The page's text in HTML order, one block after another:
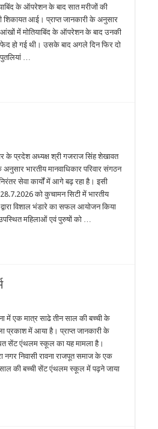
के ऑपरेशन के बाद सात मरीजों की
आई। प्राप्त जानकारी के अनुसार
आंखों में मोतियाबिंद के ऑपरेशन के बाद उनकी
हो गई थी। उसके बाद अगले दिन फिर दो
…
के प्रदेश अध्यक्ष श्री गजराज सिंह शेखावत
अनुसार भारतीय मानवाधिकार परिवार संगठन
सेवा कार्यों में आगे बढ़ रहा है। इसी
को कुचामन सिटी में भारतीय
द्वारा विशाल भंडारे का सफल आयोजन किया
महिलाओं एवं पुरुषों को …
में एक मात्र साढे तीन साल की बच्ची के
प्रकाश में आया है। प्राप्त जानकारी के
सेंट एंथलम स्कूल का यह मामला है।
नगर निवासी रावना राजपूत समाज के एक
की बच्ची सेंट एंथलम स्कूल में पढ़ने जाया